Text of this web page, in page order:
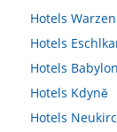
Hotels
Hotels
Hotels Babylon
Hotels Kdyně
Hotels